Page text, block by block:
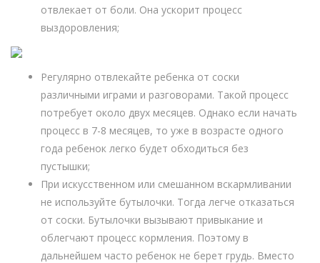
отвлекает от боли. Она ускорит процесс
выздоровления;
Регулярно отвлекайте ребенка от соски
различными играми и разговорами. Такой процесс
потребует около двух месяцев. Однако если начать
процесс в 7-8 месяцев, то уже в возрасте одного
года ребенок легко будет обходиться без
пустышки;
При искусственном или смешанном вскармливании
не используйте бутылочки. Тогда легче отказаться
от соски. Бутылочки вызывают привыкание и
облегчают процесс кормления. Поэтому в
дальнейшем часто ребенок не берет грудь. Вместо